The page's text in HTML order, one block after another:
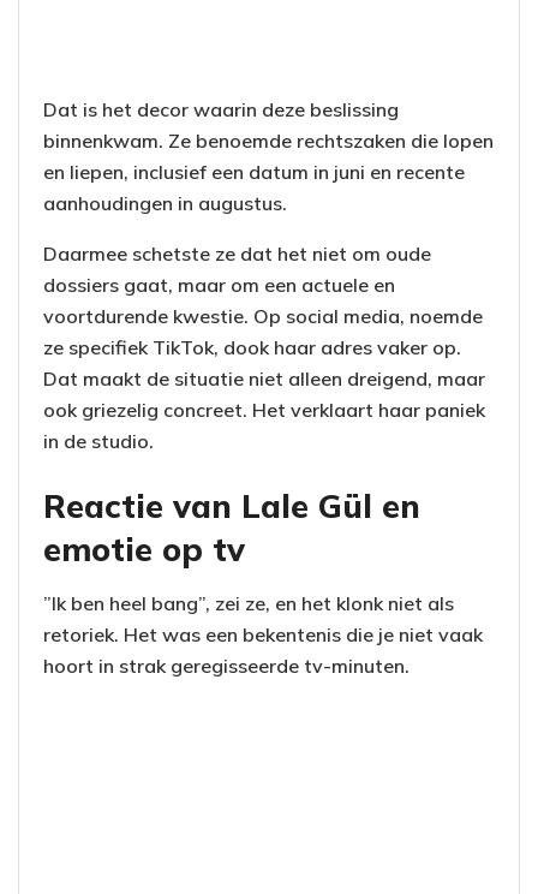
Dat is het decor waarin deze beslissing
binnenkwam. Ze benoemde rechtszaken die lopen
en liepen, inclusief een datum in juni en recente
aanhoudingen in augustus.
Daarmee schetste ze dat het niet om oude
dossiers gaat, maar om een actuele en
voortdurende kwestie. Op social media, noemde
ze specifiek TikTok, dook haar adres vaker op.
Dat maakt de situatie niet alleen dreigend, maar
ook griezelig concreet. Het verklaart haar paniek
in de studio.
Reactie van Lale Gül en
emotie op tv
”Ik ben heel bang”, zei ze, en het klonk niet als
retoriek. Het was een bekentenis die je niet vaak
hoort in strak geregisseerde tv-minuten.